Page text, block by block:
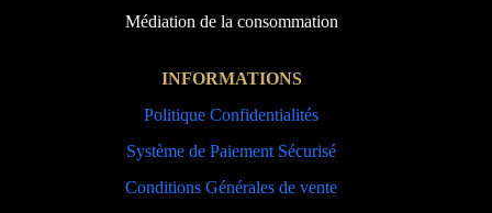
Médiation de la consommation
INFORMATIONS
Politique Confidentialités
Système de Paiement Sécurisé
Conditions Générales de vente